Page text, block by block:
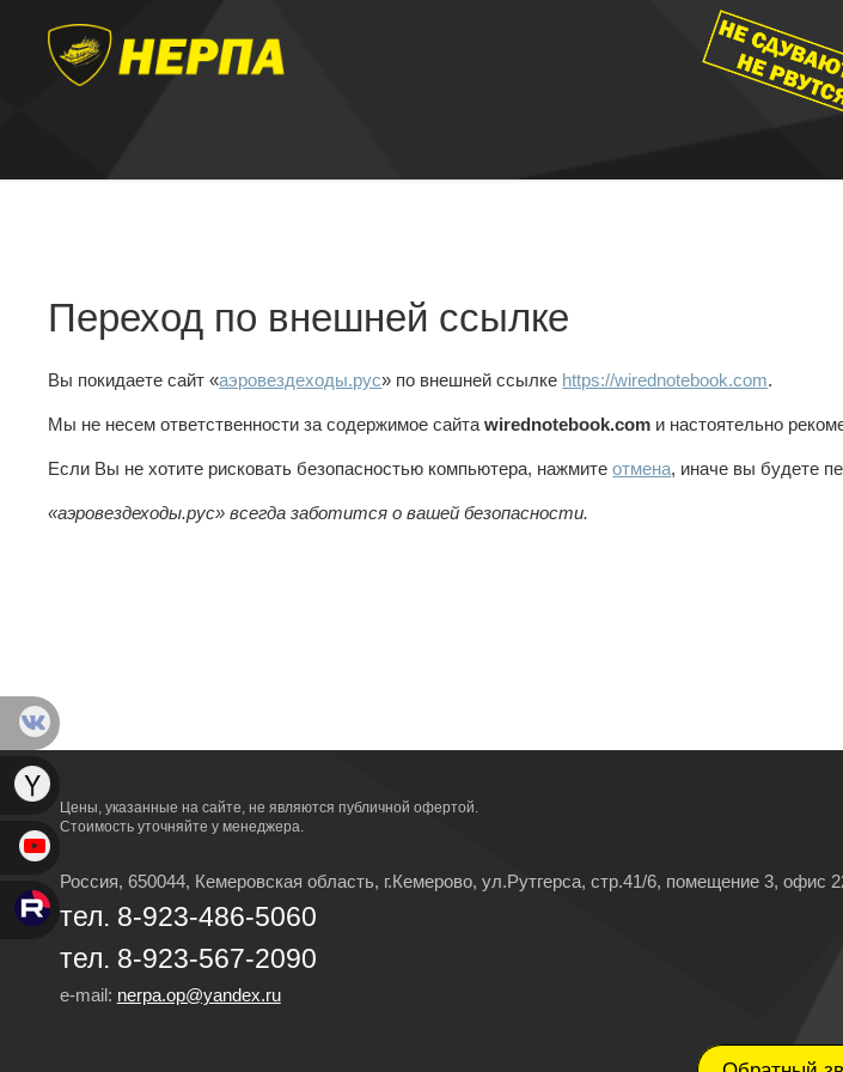
Переход по внешней ссылке
Вы покидаете сайт «аэровездеходы.рус» по внешней ссылке https://wirednotebook.com.
Мы не несем ответственности за содержимое сайтаwirednotebook.com и настоятельно
Если Вы не хотите рисковать безопасностью компьютера, нажмитеотмена, иначе вы будете
«аэровездеходы.рус» всегда заботится о вашей безопасности.
Цены, указанные на сайте, не являются публичной офертой.
Стоимость уточняйте у менеджера.
Россия, 650044, Кемеровская область, г.Кемерово, ул.Рутгерса, стр.41/6, помещение 3, офис
тел. 8-923-486-5060
тел. 8-923-567-2090
e-mail: nerpa.op@yandex.ru